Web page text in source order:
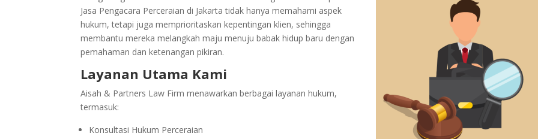
Jasa Pengacara Perceraian di Jakarta tidak hanya memahami aspek
hukum, tetapi juga memprioritaskan kepentingan klien, sehingga
membantu mereka melangkah maju menuju babak hidup baru dengan
pemahaman dan ketenangan pikiran.
Layanan Utama Kami
Aisah & Partners Law Firm menawarkan berbagai layanan hukum,
termasuk:
Konsultasi Hukum Perceraian